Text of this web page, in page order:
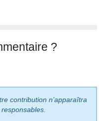
?
contribution n’apparaîtra